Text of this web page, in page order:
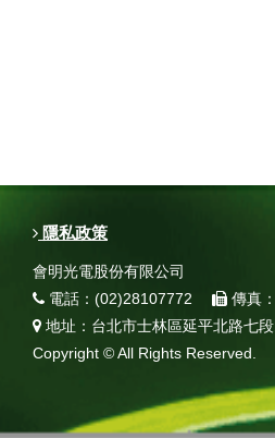
隱私政策
會明光電股份有限公司
電話：(02)28107772
傳真
地址：台北市士林區延平北路七
Copyright © All Rights Reserved.